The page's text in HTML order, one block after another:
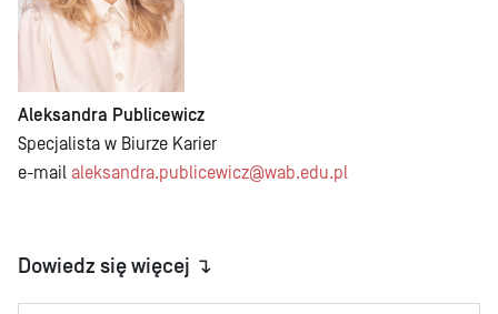
Aleksandra Publicewicz
Specjalista w Biurze Karier
e-mail aleksandra.publicewicz@wab.edu.pl
Dowiedz się więcej ↴